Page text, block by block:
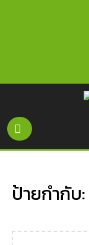
ป้ายกำกับ: